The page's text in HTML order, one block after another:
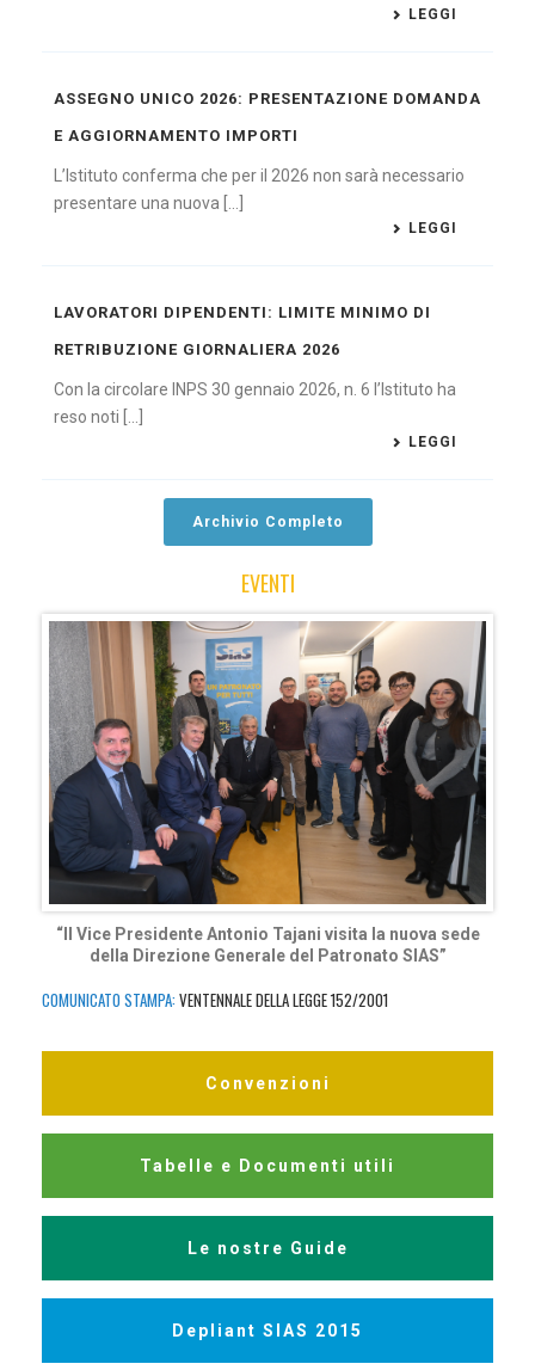
LEGGI
ASSEGNO UNICO 2026: PRESENTAZIONE DOMANDA
E AGGIORNAMENTO IMPORTI
L’Istituto conferma che per il 2026 non sarà necessario
presentare una nuova [...]
LEGGI
LAVORATORI DIPENDENTI: LIMITE MINIMO DI
RETRIBUZIONE GIORNALIERA 2026
Con la circolare INPS 30 gennaio 2026, n. 6 l’Istituto ha
reso noti [...]
LEGGI
Archivio Completo
EVENTI
“Il Vice Presidente Antonio Tajani visita la nuova sede
della Direzione Generale del Patronato SIAS”
COMUNICATO STAMPA: VENTENNALE DELLA LEGGE 152/2001
Convenzioni
Tabelle e Documenti utili
Le nostre Guide
Depliant SIAS 2015